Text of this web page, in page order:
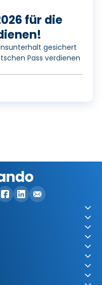
y
V
i
d
e
für die
gesichert
Pass verdienen